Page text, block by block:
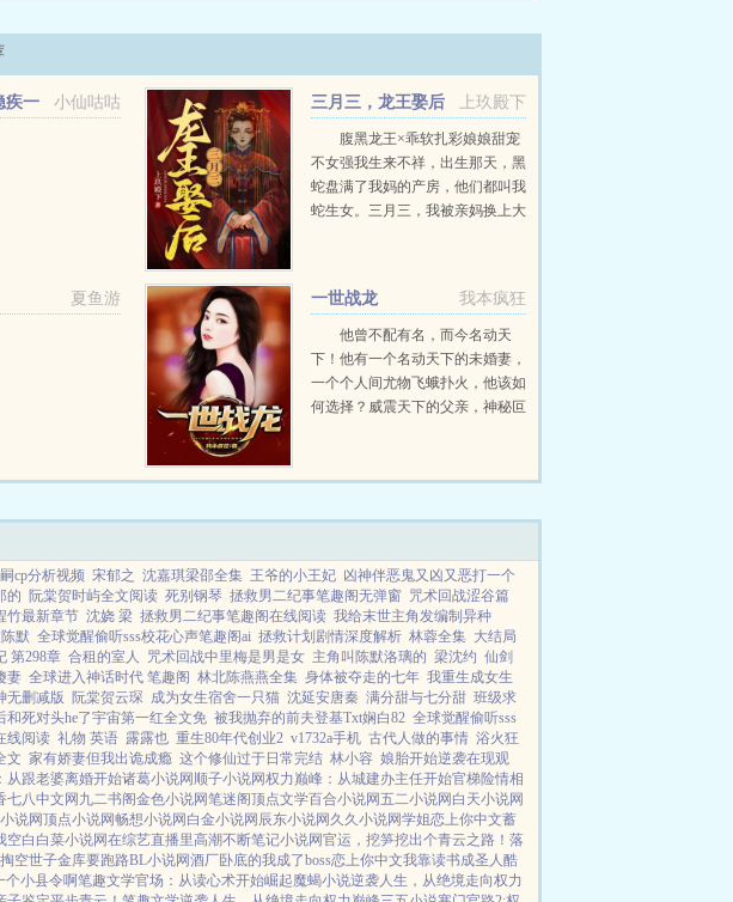
小仙咕咕
疾一
上玖殿下
三月三，龙王娶后
腹黑龙王×乖软扎彩娘娘甜宠
不女强我生来不祥，出生那天，黑
蛇盘满了我妈的产房，他们都叫我
蛇生女。三月三，我被亲妈换上大
妖龙踏着雷鸣来到...
夏鱼游 我本疯狂
一世战龙
他曾不配有名，而今名动天
下！他有一个名动天下的未婚妻，
一个个人间尤物飞蛾扑火，他该如
何选择？威震天下的父亲，神秘叵
那一年，少年横扫全球，不为权势
末...
cp分析视频 宋郁之 沈嘉琪梁邵全集 王爷的小王妃 凶神伴恶鬼又凶又恶打一个
的 阮棠贺时屿全文阅读 死别钢琴 拯救男二纪事笔趣阁无弹窗 咒术回战涩谷篇
竹最新章节 沈娆 梁 拯救男二纪事笔趣阁在线阅读 我给末世主角发编制异种
默 全球觉醒偷听sss校花心声笔趣阁ai 拯救计划剧情深度解析 林蓉全集 大结局
第298章 合租的室人 咒术回战中里梅是男是女 主角叫陈默洛璃的 梁沈约 仙剑
妻 全球进入神话时代 笔趣阁 林北陈燕燕全集 身体被夺走的七年 我重生成女生
无删减版 阮棠贺云琛 成为女生宿舍一只猫 沈延安唐秦 满分甜与七分甜 班级求
和死对头he了宇宙第一红全文免 被我抛弃的前夫登基Txt娴白82 全球觉醒偷听sss
线阅读 礼物 英语 露露也 重生80年代创业2 v1732a手机 古代人做的事情 浴火狂
文 家有娇妻但我出诡成瘾 这个修仙过于日常完结 林小容 娘胎开始逆袭在现观
从跟老婆离婚开始诸葛小说网 顺子小说网权力巅峰：从城建办主任开始官梯险情相
七八中文网 九二书阁金色小说网笔迷阁顶点文学百合小说网五二小说网 白天小说网
说网顶点小说网畅想小说网 白金小说网 辰东小说网 久久小说网学姐恋上你中文蓄
空白 白菜小说网在综艺直播里高潮不断笔记小说网官运，挖笋挖出个青云之路！ 落
空世子金库要跑路BL小说网酒厂卧底的我成了boss恋上你中文我靠读书成圣人酷
个小县令啊笔趣文学官场：从读心术开始崛起魔蝎小说逆袭人生，从绝境走向权力